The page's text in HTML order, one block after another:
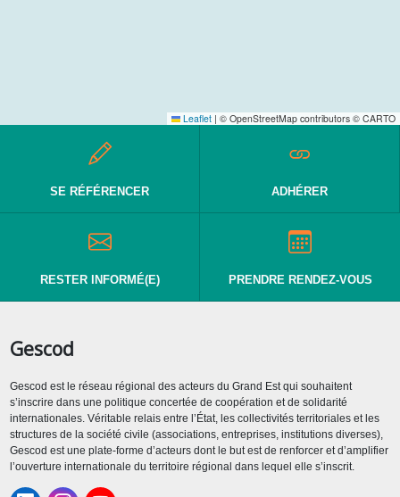
Leaflet | © OpenStreetMap contributors © CARTO
SE RÉFÉRENCER ADHÉRER
RESTER INFORMÉ(E) PRENDRE RENDEZ-VOUS
Gescod
Gescod est le réseau régional des acteurs du Grand Est qui souhaitent
s’inscrire dans une politique concertée de coopération et de solidarité
internationales. Véritable relais entre l’État, les collectivités territoriales et les
structures de la société civile (associations, entreprises, institutions diverses),
Gescod est une plate-forme d’acteurs dont le but est de renforcer et d’amplifier
l’ouverture internationale du territoire régional dans lequel elle s’inscrit.